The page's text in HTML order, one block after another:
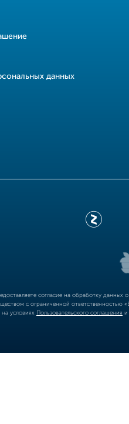
данных
согласие на обработку
с ограниченной
условиях Пользовательского соглашения и